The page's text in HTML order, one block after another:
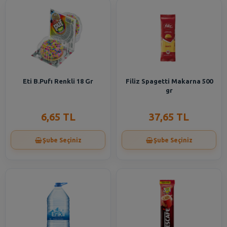
Eti B.Pufı Renkli 18 Gr
6,65 TL
Şube Seçiniz
Filiz Spagetti Makarna 500
gr
37,65 TL
Şube Seçiniz